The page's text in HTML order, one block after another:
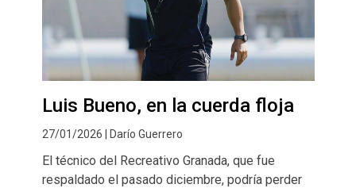
Luis Bueno, en la cuerda floja
27/01/2026 | Darío Guerrero
El técnico del Recreativo Granada, que fue
respaldado el pasado diciembre, podría perder